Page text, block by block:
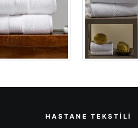
HASTANE TEKSTILI